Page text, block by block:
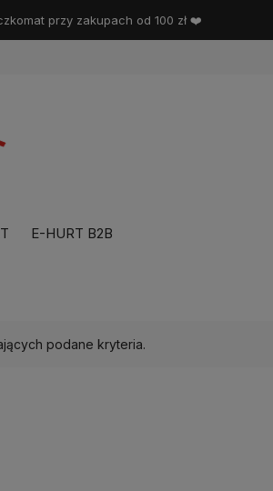
przy zakupach od 100 zł ❤️
E-HURT B2B
podane kryteria.